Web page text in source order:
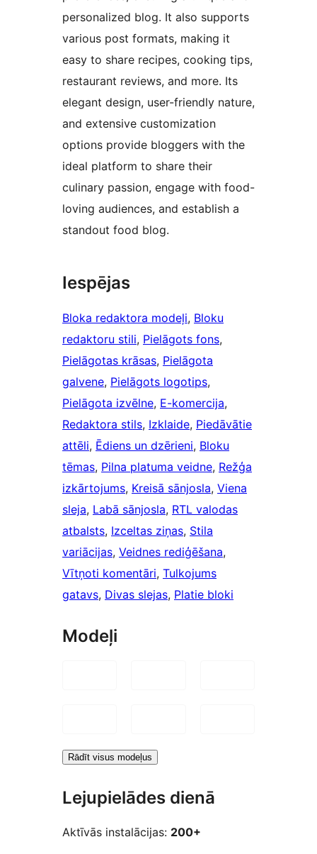
personalized blog. It also supports
various post formats, making it
easy to share recipes, cooking tips,
restaurant reviews, and more. Its
elegant design, user-friendly nature,
and extensive customization
options provide bloggers with the
ideal platform to share their
culinary passion, engage with food-
loving audiences, and establish a
standout food blog.
Iespējas
Bloka redaktora modeļi, Bloku
redaktoru stili, Pielāgots fons
Pielāgotas krāsas, Pielāgota
galvene, Pielāgots logotips
Pielāgota izvēlne, E-komercija
Redaktora stils, Izklaide, Piedāvātie
attēli, Ēdiens un dzērieni, Bloku
tēmas, Pilna platuma veidne, Režģa
izkārtojums, Kreisā sānjosla, Viena
sleja, Labā sānjosla, RTL valodas
atbalsts, Izceltas ziņas, Stila
variācijas, Veidnes rediģēšana
Vītņoti komentāri, Tulkojums
gatavs, Divas slejas, Platie bloki
Modeļi
Rādīt visus modeļus
Lejupielādes dienā
Aktīvās instalācijas: 200+